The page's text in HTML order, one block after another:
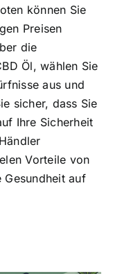
können Sie
Preisen
die
Öl, wählen Sie
aus und
sicher, dass Sie
Ihre Sicherheit
Vorteile von
Gesundheit auf